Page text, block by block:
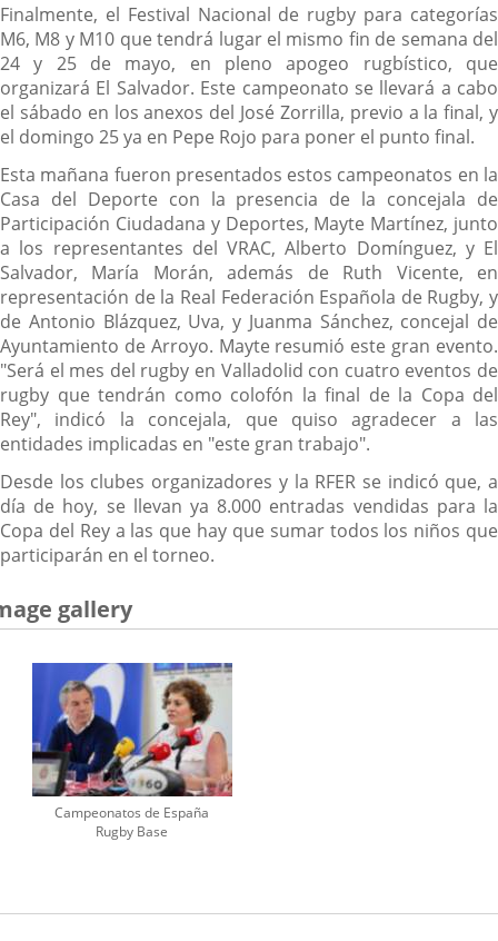
Finalmente, el Festival Nacional de rugby para categorías
M6, M8 y M10 que tendrá lugar el mismo fin de semana del
24 y 25 de mayo, en pleno apogeo rugbístico, que
organizará El Salvador. Este campeonato se llevará a cabo
el sábado en los anexos del José Zorrilla, previo a la final, y
el domingo 25 ya en Pepe Rojo para poner el punto final.
Esta mañana fueron presentados estos campeonatos en la
Casa del Deporte con la presencia de la concejala de
Participación Ciudadana y Deportes, Mayte Martínez, junto
a los representantes del VRAC, Alberto Domínguez, y El
Salvador, María Morán, además de Ruth Vicente, en
representación de la Real Federación Española de Rugby, y
de Antonio Blázquez, Uva, y Juanma Sánchez, concejal de
Ayuntamiento de Arroyo. Mayte resumió este gran evento.
"Será el mes del rugby en Valladolid con cuatro eventos de
rugby que tendrán como colofón la final de la Copa del
Rey", indicó la concejala, que quiso agradecer a las
entidades implicadas en "este gran trabajo".
Desde los clubes organizadores y la RFER se indicó que, a
día de hoy, se llevan ya 8.000 entradas vendidas para la
Copa del Rey a las que hay que sumar todos los niños que
participarán en el torneo.
gallery
Campeonatos de España
Rugby Base